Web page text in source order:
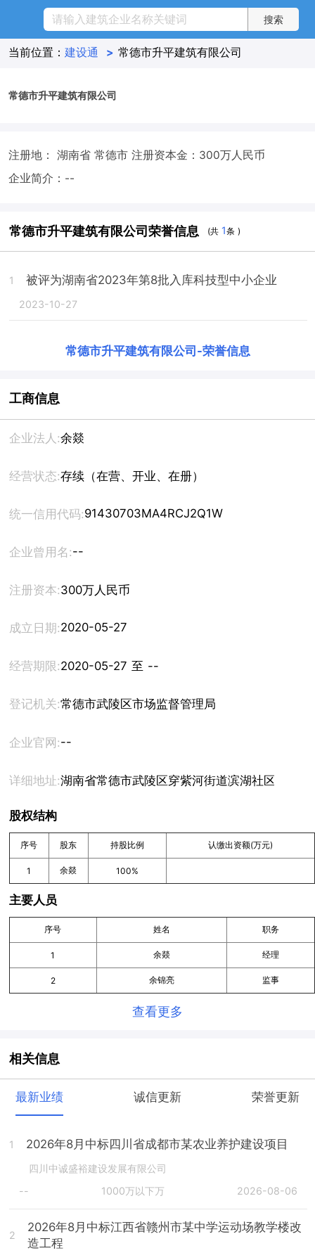
当前位置： 建设通 > 常德市升平建筑有限公司
常德市升平建筑有限公司
注册地： 湖南省 常德市 注册资本金：300万人民币
企业简介：--
常德市升平建筑有限公司荣誉信息 (共 1条 )
1 被评为湖南省2023年第8批入库科技型中小企业
2023-10-27
常德市升平建筑有限公司 -荣誉信息
工商信息
企业法人:余燚
经营状态:存续（在营、开业、在册）
统一信用代码:91430703MA4RCJ2Q1W
企业曾用名:--
注册资本:300万人民币
成立日期:2020-05-27
经营期限: 2020-05-27 至 --
登记机关:常德市武陵区市场监督管理局
企业官网:--
详细地址:湖南省常德市武陵区穿紫河街道滨湖社区武陵
股权结构
序号 股东 持股比例 认缴出资额(万元)
1 余燚 100%
主要人员
序号 姓名 职务
1 余燚 经理
2 余锦亮 监事
查看更多
相关信息
最新业绩 诚信更新 荣誉更新
1 2026年8月中标四川省成都市某农业养护建设项目
四川中诚盛裕建设发展有限公司
--
1000万以下万 2026-08-06
2
2026年8月中标江西省赣州市某中学运动场教学楼改
造工程